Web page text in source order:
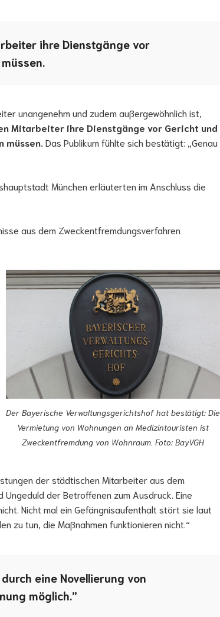
ihre Dienstgänge vor
unangenehm und zudem außergewöhnlich ist,
Mitarbeiter ihre Dienstgänge vor Gericht und
Das Publikum fühlte sich bestätigt: „Genau
München erläuterten im Anschluss die
aus dem Zweckentfremdungsverfahren
Der Bayerische Verwaltungsgerichtshof hat bestätigt: Die
Vermietung von Wohnungen an Medizintouristen ist
Zweckentfremdung von Wohnraum. Foto: BayVGH
der städtischen Mitarbeiter aus dem
der Betroffenen zum Ausdruck. Eine
Nicht mal ein Ge­fängnisaufenthalt stört sie laut
zu tun, die Maßnahmen funktionieren nicht.“
eine Novellierung von
möglich.”